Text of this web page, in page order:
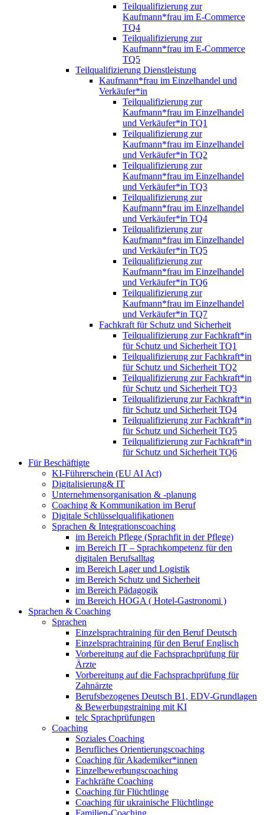
Teilqualifizierung zur
Kaufmann*frau im E-Commerce
TQ4
Teilqualifizierung zur
Kaufmann*frau im E-Commerce
TQ5
Teilqualifizierung Dienstleistung
Kaufmann*frau im Einzelhandel und
Verkäufer*in
Teilqualifizierung zur
Kaufmann*frau im Einzelhandel
und Verkäufer*in TQ1
Teilqualifizierung zur
Kaufmann*frau im Einzelhandel
und Verkäufer*in TQ2
Teilqualifizierung zur
Kaufmann*frau im Einzelhandel
und Verkäufer*in TQ3
Teilqualifizierung zur
Kaufmann*frau im Einzelhandel
und Verkäufer*in TQ4
Teilqualifizierung zur
Kaufmann*frau im Einzelhandel
und Verkäufer*in TQ5
Teilqualifizierung zur
Kaufmann*frau im Einzelhandel
und Verkäufer*in TQ6
Teilqualifizierung zur
Kaufmann*frau im Einzelhandel
und Verkäufer*in TQ7
Fachkraft für Schutz und Sicherheit
Teilqualifizierung zur Fachkraft*in
für Schutz und Sicherheit TQ1
Teilqualifizierung zur Fachkraft*in
für Schutz und Sicherheit TQ2
Teilqualifizierung zur Fachkraft*in
für Schutz und Sicherheit TQ3
Teilqualifizierung zur Fachkraft*in
für Schutz und Sicherheit TQ4
Teilqualifizierung zur Fachkraft*in
für Schutz und Sicherheit TQ5
Teilqualifizierung zur Fachkraft*in
für Schutz und Sicherheit TQ6
Für Beschäftigte
KI-Führerschein (EU AI Act)
Digitalisierung& IT
Unternehmensorganisation & ‑planung
Coaching & Kommunikation im Beruf
Digitale Schlüsselqualifikationen
Sprachen & Integrationscoaching
im Bereich Pflege (Sprachfit in der Pflege)
im Bereich IT – Sprachkompetenz für den
digitalen Berufsalltag
im Bereich Lager und Logistik
im Bereich Schutz und Sicherheit
im Bereich Pädagogik
im Bereich HOGA ( Hotel-Gastronomi )
Sprachen & Coaching
Sprachen
Einzelsprachtraining für den Beruf Deutsch
Einzelsprachtraining für den Beruf Englisch
Vorbereitung auf die Fachsprachprüfung für
Ärzte
Vorbereitung auf die Fachsprachprüfung für
Zahnärzte
Berufsbezogenes Deutsch B1, EDV-Grundlagen
& Bewerbungstraining mit KI
telc Sprachprüfungen
Coaching
Soziales Coaching
Berufliches Orientierungscoaching
Coaching für Akademiker*innen
Einzelbewerbungscoaching
Fachkräfte Coaching
Coaching für Flüchtlinge
Coaching für ukrainische Flüchtlinge
Familien-Coaching